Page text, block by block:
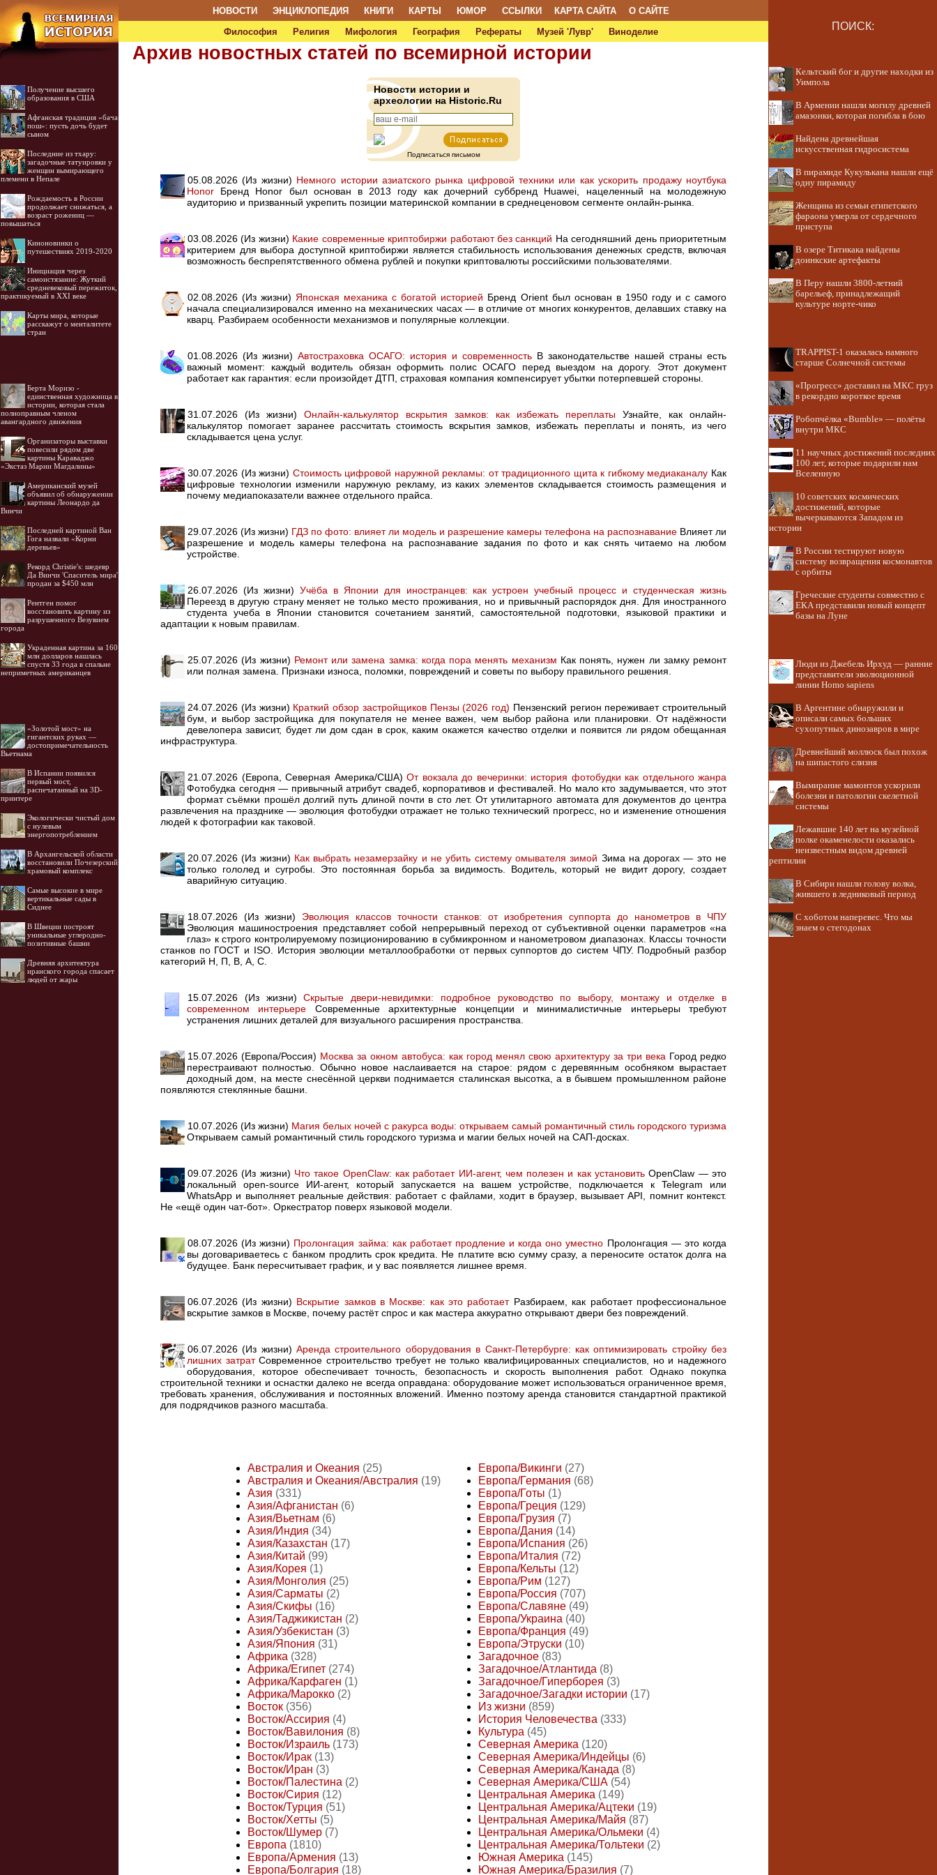
НОВОСТИ ЭНЦИКЛОПЕДИЯ КНИГИ КАРТЫ ЮМОР ССЫЛКИ КАРТА САЙТА
О САЙТЕ
Философия
Религия Мифология География Рефераты Музей 'Лувр' Виноделие ПОИСК:
Получение высшего
образования в США
Афганская традиция «бача
пош»: пусть дочь будет
сыном
Последние из тхару:
загадочные татуировки у
женщин вымирающего
племени в Непале
Рождаемость в России
продолжает снижаться, а
возраст рожениц —
повышаться
Киноновинки о
путешествиях 2019-2020
Инициация через
самоистязание: Жуткий
средневековый пережиток,
практикуемый в XXI веке
Карты мира, которые
расскажут о менталитете
стран
Берта Моризо -
единственная художница в
истории, которая стала
полноправным членом
авангардного движения
Организаторы выставки
повесили рядом две
картины Караваджо
«Экстаз Марии Магдалины»
Американский музей
объявил об обнаружении
картины Леонардо да
Винчи
Последней картиной Ван
Гога назвали «Корни
деревьев»
Рекорд Christie's: шедевр
Да Винчи 'Спаситель мира'
продан за $450 млн
Рентген помог
восстановить картину из
разрушенного Везувием
города
Украденная картина за 160
млн долларов нашлась
спустя 33 года в спальне
неприметных американцев
«Золотой мост» на
гигантских руках —
достопримечательность
Вьетнама
В Испании появился
первый мост,
распечатанный на 3D-
принтере
Экологически чистый дом
с нулевым
энергопотреблением
В Архангельской области
восстановили Почезерский
храмовый комплекс
Самые высокие в мире
вертикальные сады в
Сиднее
В Швеции построят
уникальные углеродно-
позитивные башни
Древняя архитектура
иранского города спасает
людей от жары
Архив новостных статей по всемирной истории
Новости истории и
археологии на Historic.Ru
Подписаться письмом
05.08.2026 (Из жизни) Немного истории азиатского рынка цифровой техники или как ускорить продажу ноутбука
Honor Бренд Honor был основан в 2013 году как дочерний суббренд Huawei, нацеленный на молодежную
аудиторию и призванный укрепить позиции материнской компании в среднеценовом сегменте онлайн-рынка.
03.08.2026 (Из жизни) Какие современные криптобиржи работают без санкций На сегодняшний день приоритетным
критерием для выбора доступной криптобиржи является стабильность использования денежных средств, включая
возможность беспрепятственного обмена рублей и покупки криптовалюты российскими пользователями.
02.08.2026 (Из жизни) Японская механика с богатой историей Бренд Orient был основан в 1950 году и с самого
начала специализировался именно на механических часах — в отличие от многих конкурентов, делавших ставку на
кварц. Разбираем особенности механизмов и популярные коллекции.
01.08.2026 (Из жизни) Автостраховка ОСАГО: история и современность В законодательстве нашей страны есть
важный момент: каждый водитель обязан оформить полис ОСАГО перед выездом на дорогу. Этот документ
работает как гарантия: если произойдет ДТП, страховая компания компенсирует убытки потерпевшей стороны.
31.07.2026 (Из жизни) Онлайн-калькулятор вскрытия замков: как избежать переплаты Узнайте, как онлайн-
калькулятор помогает заранее рассчитать стоимость вскрытия замков, избежать переплаты и понять, из чего
складывается цена услуг.
30.07.2026 (Из жизни) Стоимость цифровой наружной рекламы: от традиционного щита к гибкому медиаканалу Как
цифровые технологии изменили наружную рекламу, из каких элементов складывается стоимость размещения и
почему медиапоказатели важнее отдельного прайса.
29.07.2026 (Из жизни) ГДЗ по фото: влияет ли модель и разрешение камеры телефона на распознавание Влияет ли
разрешение и модель камеры телефона на распознавание задания по фото и как снять читаемо на любом
устройстве.
26.07.2026 (Из жизни) Учёба в Японии для иностранцев: как устроен учебный процесс и студенческая жизнь
Переезд в другую страну меняет не только место проживания, но и привычный распорядок дня. Для иностранного
студента учеба в Японии становится сочетанием занятий, самостоятельной подготовки, языковой практики и
адаптации к новым правилам.
25.07.2026 (Из жизни) Ремонт или замена замка: когда пора менять механизм Как понять, нужен ли замку ремонт
или полная замена. Признаки износа, поломки, повреждений и советы по выбору правильного решения.
24.07.2026 (Из жизни) Краткий обзор застройщиков Пензы (2026 год) Пензенский регион переживает строительный
бум, и выбор застройщика для покупателя не менее важен, чем выбор района или планировки. От надёжности
девелопера зависит, будет ли дом сдан в срок, каким окажется качество отделки и появится ли рядом обещанная
инфраструктура.
21.07.2026 (Европа, Северная Америка/США) От вокзала до вечеринки: история фотобудки как отдельного жанра
Фотобудка сегодня — привычный атрибут свадеб, корпоративов и фестивалей. Но мало кто задумывается, что этот
формат съёмки прошёл долгий путь длиной почти в сто лет. От утилитарного автомата для документов до центра
развлечения на празднике — эволюция фотобудки отражает не только технический прогресс, но и изменение отношения
людей к фотографии как таковой.
20.07.2026 (Из жизни) Как выбрать незамерзайку и не убить систему омывателя зимой Зима на дорогах — это не
только гололед и сугробы. Это постоянная борьба за видимость. Водитель, который не видит дорогу, создает
аварийную ситуацию.
18.07.2026 (Из жизни) Эволюция классов точности станков: от изобретения суппорта до нанометров в ЧПУ
Эволюция машиностроения представляет собой непрерывный переход от субъективной оценки параметров «на
глаз» к строго контролируемому позиционированию в субмикронном и нанометровом диапазонах. Классы точности
станков по ГОСТ и ISO. История эволюции металлообработки от первых суппортов до систем ЧПУ. Подробный разбор
категорий Н, П, В, А, С.
15.07.2026 (Из жизни)Скрытые двери-невидимки: подробное руководство по выбору, монтажу и отделке в
современном интерьере Современные архитектурные концепции и минималистичные интерьеры требуют
устранения лишних деталей для визуального расширения пространства.
15.07.2026 (Европа/Россия) Москва за окном автобуса: как город менял свою архитектуру за три века Город редко
перестраивают полностью. Обычно новое наслаивается на старое: рядом с деревянным особняком вырастает
доходный дом, на месте снесённой церкви поднимается сталинская высотка, а в бывшем промышленном районе
появляются стеклянные башни.
10.07.2026 (Из жизни) Магия белых ночей с ракурса воды: открываем самый романтичный стиль городского туризма
Открываем самый романтичный стиль городского туризма и магии белых ночей на САП-досках.
09.07.2026 (Из жизни) Что такое OpenClaw: как работает ИИ-агент, чем полезен и как установить OpenClaw — это
локальный open-source ИИ-агент, который запускается на вашем устройстве, подключается к Telegram или
WhatsApp и выполняет реальные действия: работает с файлами, ходит в браузер, вызывает API, помнит контекст.
Не «ещё один чат-бот». Оркестратор поверх языковой модели.
08.07.2026 (Из жизни) Пролонгация займа: как работает продление и когда оно уместно Пролонгация — это когда
вы договариваетесь с банком продлить срок кредита. Не платите всю сумму сразу, а переносите остаток долга на
будущее. Банк пересчитывает график, и у вас появляется лишнее время.
06.07.2026 (Из жизни) Вскрытие замков в Москве: как это работаетРазбираем, как работает профессиональное
вскрытие замков в Москве, почему растёт спрос и как мастера аккуратно открывают двери без повреждений.
06.07.2026 (Из жизни)Аренда строительного оборудования в Санкт-Петербурге: как оптимизировать стройку без
лишних затратСовременное строительство требует не только квалифицированных специалистов, но и надежного
оборудования, которое обеспечивает точность, безопасность и скорость выполнения работ. Однако покупка
строительной техники и оснастки далеко не всегда оправдана: оборудование может использоваться ограниченное время,
требовать хранения, обслуживания и постоянных вложений. Именно поэтому аренда становится стандартной практикой
для подрядчиков разного масштаба.
Австралия и Океания (25)
Австралия и Океания/Австралия (19)
Азия (331)
Азия/Афганистан (6)
Азия/Вьетнам (6)
Азия/Индия (34)
Азия/Казахстан (17)
Азия/Китай (99)
Азия/Корея (1)
Азия/Монголия (25)
Азия/Сарматы (2)
Азия/Скифы (16)
Азия/Таджикистан (2)
Азия/Узбекистан (3)
Азия/Япония (31)
Африка (328)
Африка/Египет (274)
Африка/Карфаген (1)
Африка/Марокко (2)
Восток (356)
Восток/Ассирия (4)
Восток/Вавилония (8)
Восток/Израиль (173)
Восток/Ирак (13)
Восток/Иран (3)
Восток/Палестина (2)
Восток/Сирия (12)
Восток/Турция (51)
Восток/Хетты (5)
Восток/Шумер (7)
Европа (1810)
Европа/Армения (13)
Европа/Болгария (18)
Европа/Викинги (27)
Европа/Германия (68)
Европа/Готы (1)
Европа/Греция (129)
Европа/Грузия (7)
Европа/Дания (14)
Европа/Испания (26)
Европа/Италия (72)
Европа/Кельты (12)
Европа/Рим (127)
Европа/Россия (707)
Европа/Славяне (49)
Европа/Украина (40)
Европа/Франция (49)
Европа/Этруски (10)
Загадочное (83)
Загадочное/Атлантида (8)
Загадочное/Гиперборея (3)
Загадочное/Загадки истории (17)
Из жизни (859)
История Человечества (333)
Культура (45)
Северная Америка (120)
Северная Америка/Индейцы (6)
Северная Америка/Канада (8)
Северная Америка/США (54)
Центральная Америка (149)
Центральная Америка/Ацтеки (19)
Центральная Америка/Майя (87)
Центральная Америка/Ольмеки (4)
Центральная Америка/Тольтеки (2)
Южная Америка (145)
Южная Америка/Бразилия (7)
Кельтский бог и другие находки из
Уимпола
В Армении нашли могилу древней
амазонки, которая погибла в бою
Найдена древнейшая
искусственная гидросистема
В пирамиде Кукулькана нашли ещё
одну пирамиду
Женщина из семьи египетского
фараона умерла от сердечного
приступа
В озере Титикака найдены
доинкские артефакты
В Перу нашли 3800-летний
барельеф, принадлежащий
культуре норте-чико
TRAPPIST-1 оказалась намного
старше Солнечной системы
«Прогресс» доставил на МКС груз
в рекордно короткое время
Робопчёлка «Bumble» — полёты
внутри МКС
11 научных достижений последних
100 лет, которые подарили нам
Вселенную
10 советских космических
достижений, которые
вычеркиваются Западом из
истории
В России тестируют новую
систему возвращения космонавтов
с орбиты
Греческие студенты совместно с
ЕКА представили новый концепт
базы на Луне
Люди из Джебель Ирхуд — ранние
представители эволюционной
линии Homo sapiens
В Аргентине обнаружили и
описали самых больших
сухопутных динозавров в мире
Древнейший моллюск был похож
на шипастого слизня
Вымирание мамонтов ускорили
болезни и патологии скелетной
системы
Лежавшие 140 лет на музейной
полке окаменелости оказались
неизвестным видом древней
рептилии
В Сибири нашли голову волка,
жившего в ледниковый период
С хоботом наперевес. Что мы
знаем о стегодонах